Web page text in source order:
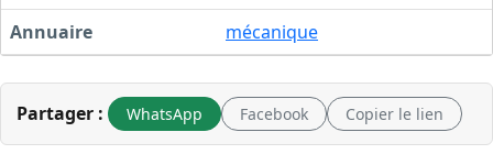
Annuaire
mécanique
Partager : WhatsApp Facebook Copier le lien